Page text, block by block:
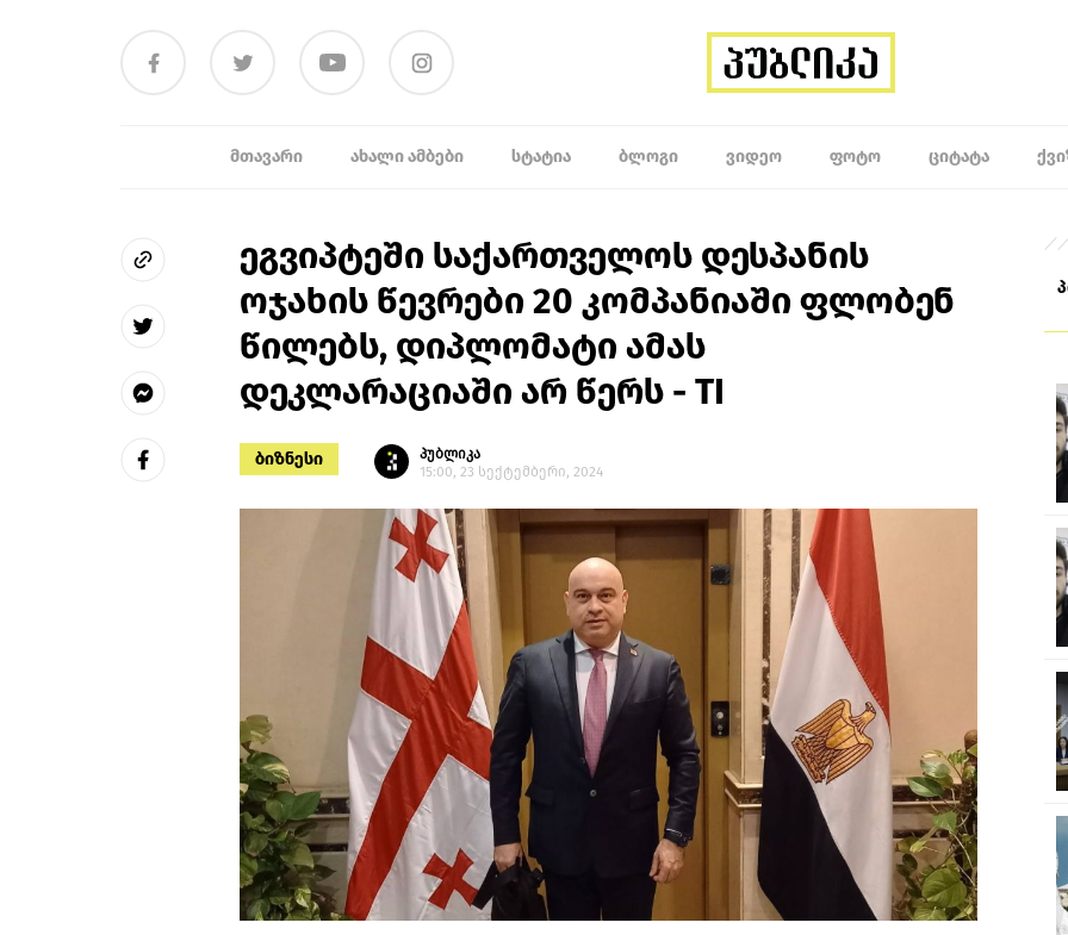
ᲛᲗᲐᲕᲐᲠᲘ ᲐᲮᲐᲚᲘ ᲐᲛᲑᲔᲑᲘ ᲡᲢᲐᲢᲘᲐ ᲑᲚᲝᲒᲘ ᲕᲘᲓᲔᲝ ᲤᲝᲢᲝ ᲪᲘᲢᲐᲢᲐ
ეგვიპტეში საქართველოს დესპანის
ოჯახის წევრები 20 კომპანიაში ფლობენ
წილებს, დიპლომატი ამას
დეკლარაციაში არ წერს - TI
ბიზნესი
პუბლიკა
15:00, 23 სექტემბერი, 2024